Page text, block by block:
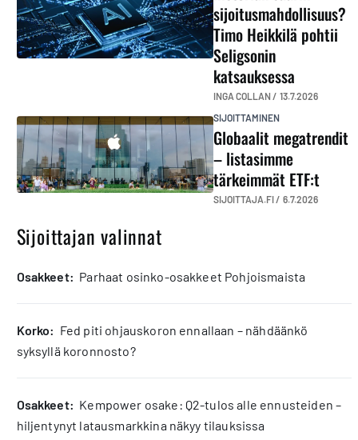
sijoitusmahdollisuus?
Timo Heikkilä pohtii
Seligsonin
katsauksessa
INGA COLLAN / 13.7.2026
SIJOITTAMINEN
Globaalit megatrendit
– listasimme
tärkeimmät ETF:t
SIJOITTAJA.FI / 6.7.2026
Sijoittajan valinnat
osakkeet: Parhaat osinko-osakkeet Pohjoismaista
korko: Fed piti ohjauskoron ennallaan – nähdäänkö
syksyllä koronnosto?
osakkeet: Kempower osake: Q2-tulos alle ennusteiden –
hiljentynyt latausmarkkina näkyy tilauksissa